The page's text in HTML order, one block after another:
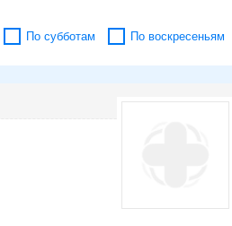
По субботам По воскресеньям